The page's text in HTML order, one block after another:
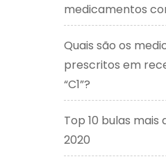
medicamentos
Quais são os
prescritos em
“C1”?
Top 10 bulas mais
2020